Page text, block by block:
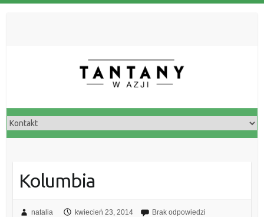
Kolumbia
natalia kwiecień 23, 2014 Brak odpowiedzi